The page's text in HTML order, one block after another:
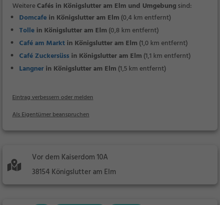
WeitereCafés in Königslutter am Elm und Umgebungsind:
Domcafe in Königslutter am Elm (0,4 km entfernt)
Tolle in Königslutter am Elm (0,8 km entfernt)
Café am Markt in Königslutter am Elm (1,0 km entfernt)
Café Zuckersüss in Königslutter am Elm (1,1 km entfernt)
Langner in Königslutter am Elm (1,5 km entfernt)
Eintrag verbessern oder melden
Als Eigentümer beanspruchen
Vor dem Kaiserdom 10A
38154 Königslutter am Elm